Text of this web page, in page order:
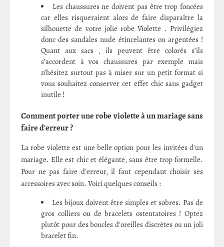
Les chaussures ne doivent pas être trop foncées
car elles risqueraient alors de faire disparaître la
silhouette de votre jolie robe Violette . Privilégiez
donc des sandales nude étincelantes ou argentées !
Quant aux sacs , ils peuvent être colorés s’ils
s’accordent à vos chaussures par exemple mais
n’hésitez surtout pas à miser sur un petit format si
vous souhaitez conserver cet effet chic sans gadget
inutile !
Comment porter une robe violette à un mariage sans
faire d'erreur ?
La robe violette est une belle option pour les invitées d'un
mariage. Elle est chic et élégante, sans être trop formelle.
Pour ne pas faire d'erreur, il faut cependant choisir ses
accessoires avec soin. Voici quelques conseils :
Les bijoux doivent être simples et sobres. Pas de
gros colliers ou de bracelets ostentatoires ! Optez
plutôt pour des boucles d'oreilles discrètes ou un joli
bracelet fin.